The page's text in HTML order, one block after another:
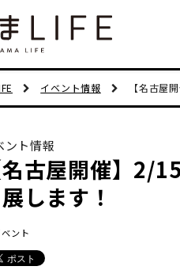
イベント情報 【名古屋
ント情報
名古屋開催】2/
します！
ント